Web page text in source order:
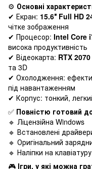
⚙️ Основні
✔ Екран: 15.6″ Full HD
чітке зображення
✔ Процесор: Intel Core
висока продуктивність
✔ Відеокарта: RTX
та 3D
✔ Охолодження:
під навантаженням
✔ Корпус: тонкий,
✅ Повністю готовий
🔹 Ліцензійна Windows
🔹 Встановлені
🔹 Оригінальний
🔹 Наліпки на клавіатуру
🎮 Ігри, у які можна